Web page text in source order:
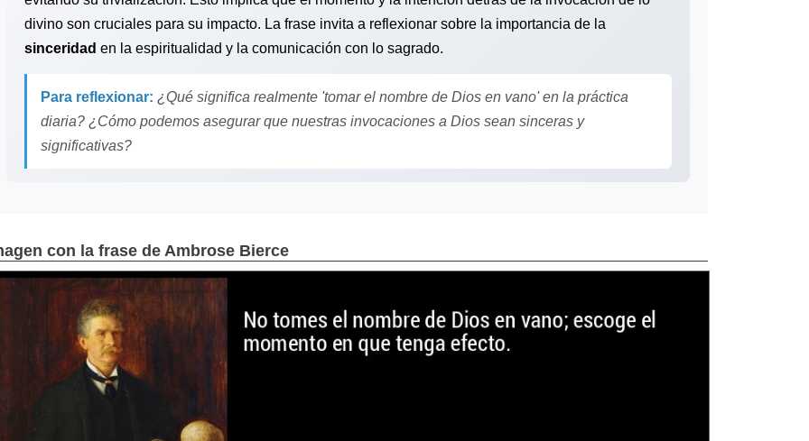
divino son cruciales para su impacto. La frase invita a reflexionar sobre la importancia de la
sinceridad en la espiritualidad y la comunicación con lo sagrado.
Para reflexionar: ¿Qué significa realmente 'tomar el nombre de Dios en vano' en la práctica
diaria? ¿Cómo podemos asegurar que nuestras invocaciones a Dios sean sinceras y
significativas?
con la frase de Ambrose Bierce